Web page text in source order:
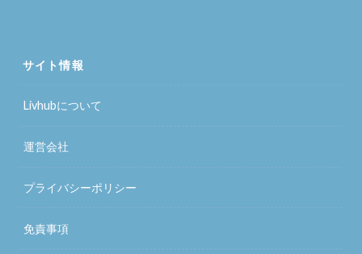
サイト情報
Livhubについて
運営会社
プライバシーポリシー
免責事項